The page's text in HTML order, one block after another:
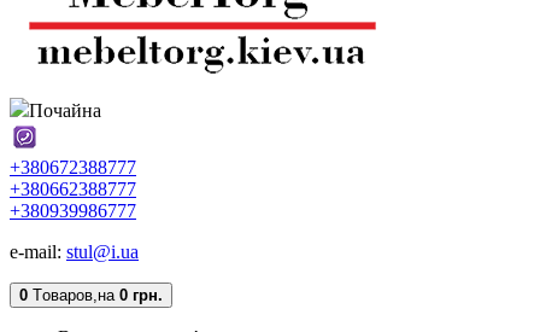
Почайна
+380672388777
+380662388777
+380939986777
e-mail: stul@i.ua
0 Tоваров,на 0 грн.